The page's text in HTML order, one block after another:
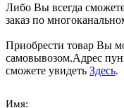
Либо Вы всегда
заказ по
Приобрести товар Вы
самовывозом.Адрес
сможете увидеть Здесь.
Имя: